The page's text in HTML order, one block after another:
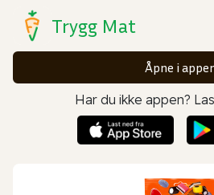
Trygg Mat
Åpne i
Har du ikke appen?